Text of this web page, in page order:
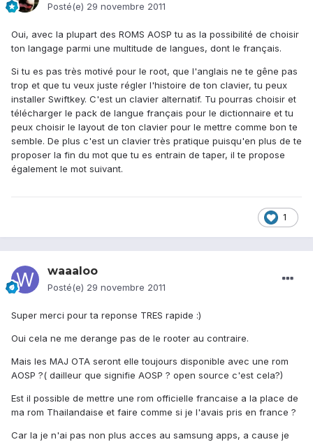
Posté(e) 29 novembre 2011
Oui, avec la plupart des ROMS AOSP tu as la possibilité de choisir
ton langage parmi une multitude de langues, dont le français.
Si tu es pas très motivé pour le root, que l'anglais ne te gêne pas
trop et que tu veux juste régler l'histoire de ton clavier, tu peux
installer Swiftkey. C'est un clavier alternatif. Tu pourras choisir et
télécharger le pack de langue français pour le dictionnaire et tu
peux choisir le layout de ton clavier pour le mettre comme bon te
semble. De plus c'est un clavier très pratique puisqu'en plus de te
proposer la fin du mot que tu es entrain de taper, il te propose
également le mot suivant.
1
waaaloo
Posté(e) 29 novembre 2011
Super merci pour ta reponse TRES rapide :)
Oui cela ne me derange pas de le rooter au contraire.
Mais les MAJ OTA seront elle toujours disponible avec une rom
AOSP ?( dailleur que signifie AOSP ? open source c'est cela?)
Est il possible de mettre une rom officielle francaise a la place de
ma rom Thailandaise et faire comme si je l'avais pris en france ?
Car la je n'ai pas non plus acces au samsung apps, a cause je